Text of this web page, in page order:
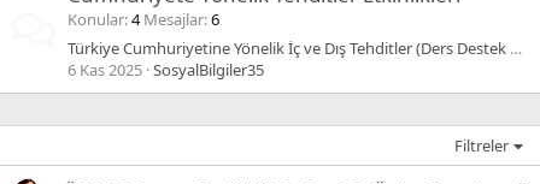
Konular 4 Mesajlar 6
Türkiye Cumhuriyetine Yönelik İç ve Dış Tehditler (Ders Destek Kitabı 177-178) Cevapları
6 Kas 2025 SosyalBilgiler35
Filtreler